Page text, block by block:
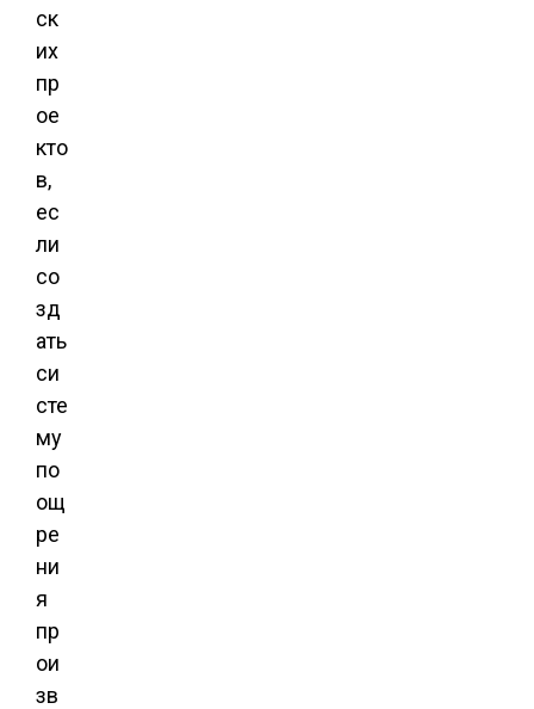
ск
их
пр
ое
кто
в,
ес
ли
со
зд
ать
си
сте
му
по
ощ
ре
ни
я
пр
ои
зв